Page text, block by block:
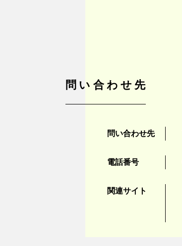
問い合わせ先
問い合わせ先
電話番号
関連サイト